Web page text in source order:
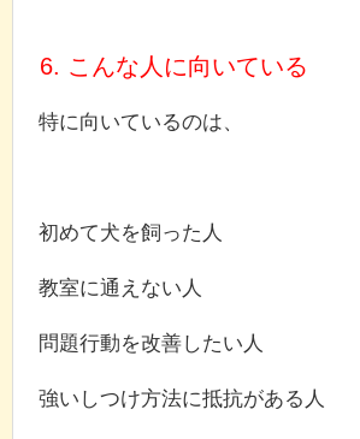
6. こんな人に向いている
特に向いているのは、
初めて犬を飼った人
教室に通えない人
問題行動を改善したい人
強いしつけ方法に抵抗がある人